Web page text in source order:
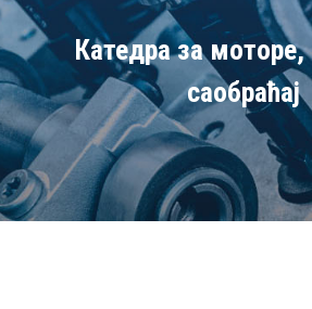
Катедра за моторе,
саобраћај